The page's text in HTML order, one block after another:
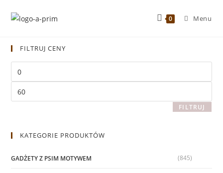
0 Menu
FILTRUJ CENY
FILTRUJ
KATEGORIE PRODUKTÓW
GADŻETY Z PSIM MOTYWEM (845)